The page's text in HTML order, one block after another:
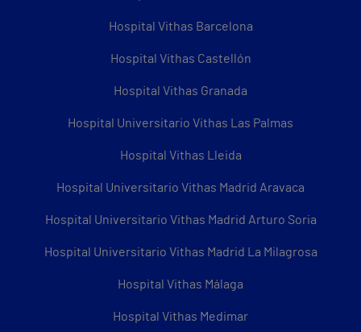
Hospital Vithas Barcelona
Hospital Vithas Castellón
Hospital Vithas Granada
Hospital Universitario Vithas Las Palmas
Hospital Vithas Lleida
Hospital Universitario Vithas Madrid Aravaca
Hospital Universitario Vithas Madrid Arturo Soria
Hospital Universitario Vithas Madrid La Milagrosa
Hospital Vithas Málaga
Hospital Vithas Medimar